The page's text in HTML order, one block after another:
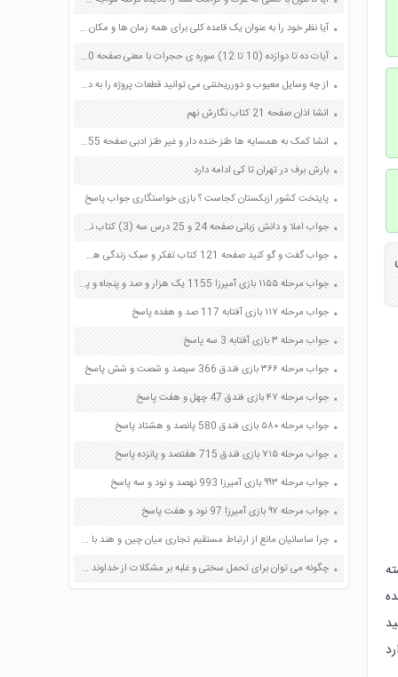
آیا نظر خود را به عنوان یک قاعده کلی برای همه زمان ها و مکان ها و افراد ثابت می دانید چرا صفحه 59 تفکر و سبک زندگی هفتم
آیات ده تا دوازده (10 تا 12) سوره ی حجرات با معنی صفحه 60 هدیه های آسمان ششم
از چه وسایل معیوب و دورریختنی می توانید قطعات پروژه را به دست آورید صفحه 37 کار و فناوری هشتم
انشا اذان صفحه 21 کتاب نگارش نهم
انشا كمک به همسايه ها طنز خنده دار و غیر طنز ادبی صفحه 55 نگارش نهم
بارش برف در تهران تا کی ادامه دارد
پایتخت کشور ازبکستان کجاست ؟ بازی خواستگاری جواب پاسخ
جواب املا و دانش زبانی صفحه 24 و 25 درس سه (3) کتاب نگارش پایه ششم
جواب گفت و گو کنید صفحه 121 کتاب تفکر و سبک زندگی هشتم
جواب مرحله ۱۱۵۵ بازی آمیرزا 1155 یک هزار و صد و پنجاه و پنج پاسخ
جواب مرحله ۱۱۷ بازی آفتابه 117 صد و هفده پاسخ
جواب مرحله ۳ بازی آفتابه 3 سه پاسخ
جواب مرحله ۳۶۶ بازی فندق 366 سیصد و شصت و شش پاسخ
جواب مرحله ۴۷ بازی فندق 47 چهل و هفت پاسخ
جواب مرحله ۵۸۰ بازی فندق 580 پانصد و هشتاد پاسخ
جواب مرحله ۷۱۵ بازی فندق 715 هفتصد و پانزده پاسخ
جواب مرحله ۹۹۳ بازی آمیرزا 993 نهصد و نود و سه پاسخ
جواب مرحله ۹۷ بازی آمیرزا 97 نود و هفت پاسخ
چرا ساسانیان مانع از ارتباط مستقیم تجاری میان چین و هند با روم (اروپا) می شدند و از این کار چه هدفی داشتند؟ صفحه 140 پیام های آسمان هفتم
چگونه می توان برای تحمل سختی و غلبه بر مشکلات از خداوند یاری خواست صفحه 131 تفکر و سبک زندگی هفتم